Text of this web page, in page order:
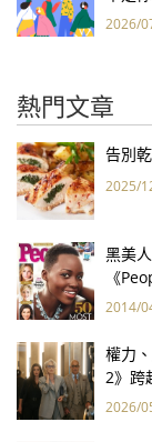
2026/
熱門文章
告別
2025/
黑美
《
2014/
權力
2》跨
2026/